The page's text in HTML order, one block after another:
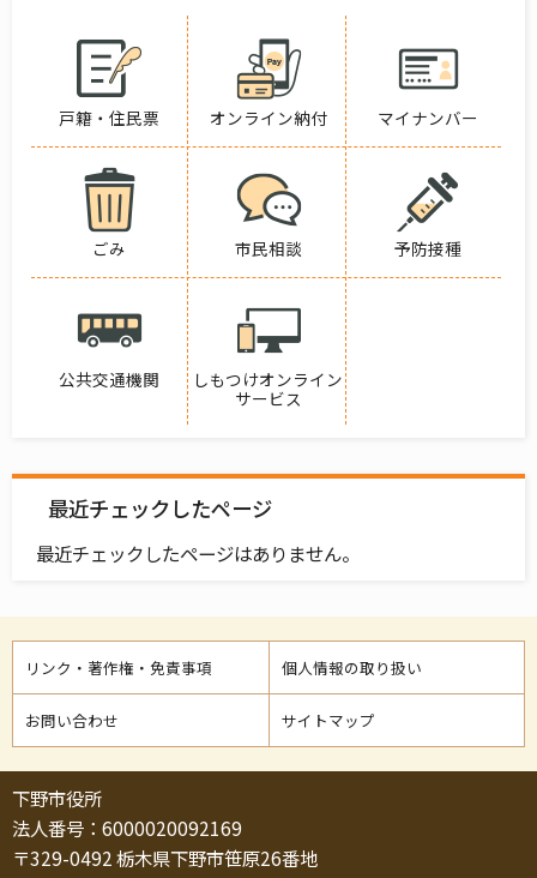
戸籍・住民票 オンライン納付 マイナンバー
ごみ 市民相談 予防接種
公共交通機関
しもつけオンライン
サービス
最近チェックしたページ
最近チェックしたページはありません。
リンク・著作権・免責事項 個人情報の取り扱い
お問い合わせ サイトマップ
下野市役所
法人番号：6000020092169
〒329-0492 栃木県下野市笹原26番地